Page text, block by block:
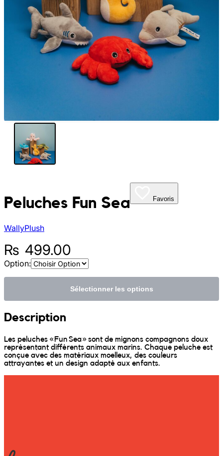
Peluches Fun Sea
WallyPlush
Favoris
₨ 499.00
Option:
Sélectionner les options
Description
Les peluches « Fun Sea » sont de mignons compagnons doux
représentant différents animaux marins. Chaque peluche est
conçue avec des matériaux moelleux, des couleurs
attrayantes et un design adapté aux enfants.
My Tea Box
NaturaBaie
Nature Artizan
Planty Mauritius
Saskia
The Sock Trader
The Kreol Republic
The Little Big People
The Octopus
Timimi